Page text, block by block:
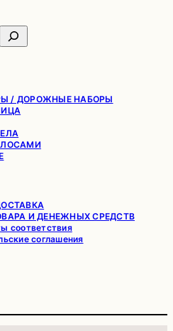
/ ДОРОЖНЫЕ НАБОРЫ
И ДЕНЕЖНЫХ СРЕДСТВ
соответствия
соглашения